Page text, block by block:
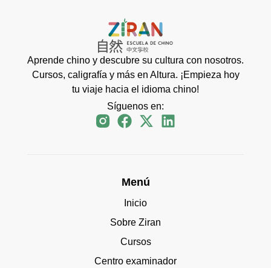
Aprende chino y descubre su cultura con nosotros.
Cursos, caligrafía y más en Altura. ¡Empieza hoy
tu viaje hacia el idioma chino!
Síguenos en:
Menú
Inicio
Sobre Ziran
Cursos
Centro examinador